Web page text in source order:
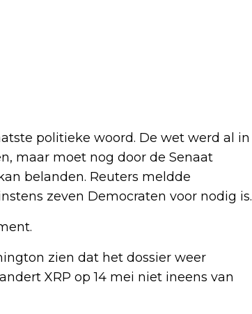
politieke woord. De wet werd al in
maar moet nog door de Senaat
belanden. Reuters meldde
zeven Democraten voor nodig is.
zien dat het dossier weer
XRP op 14 mei niet ineens van